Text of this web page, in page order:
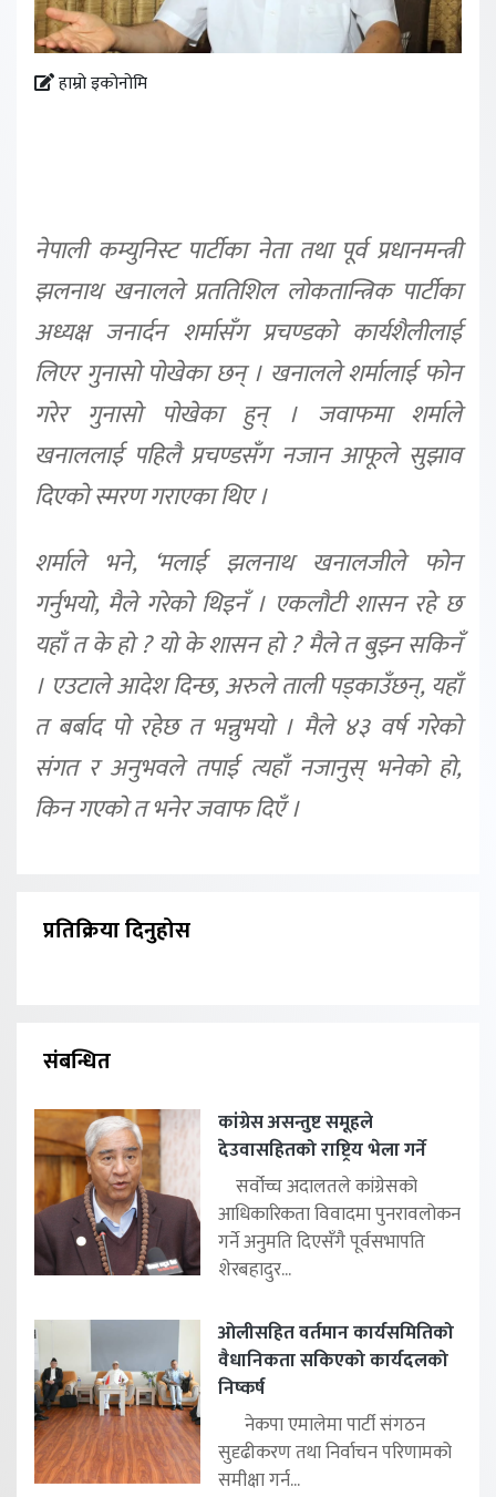
हाम्रो इकोनोमि
नेपाली कम्युनिस्ट पार्टीका नेता तथा पूर्व प्रधानमन्त्री
झलनाथ खनालले प्रततिशिल लोकतान्त्रिक पार्टीका
अध्यक्ष जनार्दन शर्मासँग प्रचण्डको कार्यशैलीलाई
लिएर गुनासो पोखेका छन् । खनालले शर्मालाई फोन
गरेर गुनासो पोखेका हुन् । जवाफमा शर्माले
खनाललाई पहिलै प्रचण्डसँग नजान आफूले सुझाव
दिएको स्मरण गराएका थिए ।
शर्माले भने, ‘मलाई झलनाथ खनालजीले फोन
गर्नुभयो, मैले गरेको थिइनँ । एकलौटी शासन रहे छ
यहाँ त के हो ? यो के शासन हो ? मैले त बुझ्न सकिनँ
। एउटाले आदेश दिन्छ, अरुले ताली पड्काउँछन्, यहाँ
त बर्बाद पो रहेछ त भन्नुभयो । मैले ४३ वर्ष गरेको
संगत र अनुभवले तपाई त्यहाँ नजानुस् भनेको हो,
किन गएको त भनेर जवाफ दिएँ ।
प्रतिक्रिया दिनुहोस
संबन्धित
कांग्रेस असन्तुष्ट समूहले
देउवासहितको राष्ट्रिय भेला गर्ने
सर्वोच्च अदालतले कांग्रेसको
आधिकारिकता विवादमा पुनरावलोकन
गर्ने अनुमति दिएसँगै पूर्वसभापति
शेरबहादुर...
ओलीसहित वर्तमान कार्यसमितिको
वैधानिकता सकिएको कार्यदलको
निष्कर्ष
नेकपा एमालेमा पार्टी संगठन
सुदृढीकरण तथा निर्वाचन परिणामको
समीक्षा गर्न...